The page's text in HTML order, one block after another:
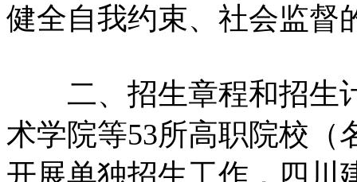
健全自我约束、社会监督
二、招生章程和招生
术学院等53所高职院校（
开展单独招生工作，四川